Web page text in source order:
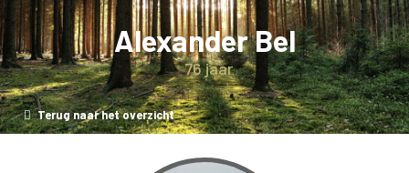
Alexander Bel
76 jaar
Terug naar het overzicht